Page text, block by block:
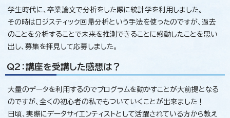
学生時代に、卒業論文で分析をした際に統計学を利用しました。
その時はロジスティック回帰分析という手法を使ったのですが、過去
のことを分析することで未来を推測できることに感動したことを思い
出し、募集を拝見して応募しました。
Q2：講座を受講した感想は？
大量のデータを利用するのでプログラムを動かすことが大前提となる
のですが、全くの初心者の私でもついていくことが出来ました！
日頃、実際にデータサイエンティストとして活躍されている方から教え